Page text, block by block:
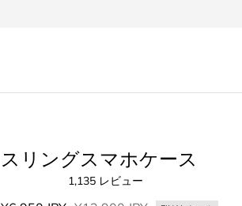
スリングスマホケース
5
1,135 レビュー